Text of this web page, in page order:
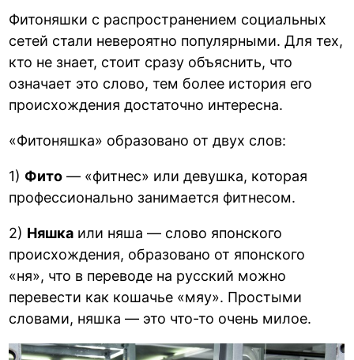
Фитоняшки с распространением социальных
сетей стали невероятно популярными. Для тех,
кто не знает, стоит сразу объяснить, что
означает это слово, тем более история его
происхождения достаточно интересна.
«Фитоняшка» образовано от двух слов:
1) Фито — «фитнес» или девушка, которая
профессионально занимается фитнесом.
2) Няшка или няша — слово японского
происхождения, образовано от японского
«ня», что в переводе на русский можно
перевести как кошачье «мяу». Простыми
словами, няшка — это что-то очень милое.